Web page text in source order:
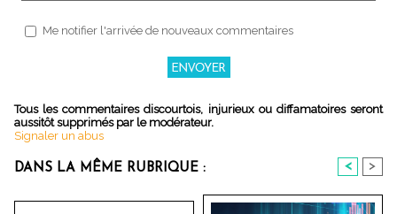
Me notifier l'arrivée de nouveaux commentaires
Tous les commentaires discourtois, injurieux ou diffamatoires seront
aussitôt supprimés par le modérateur.
Signaler un abus
DANS LA MÊME RUBRIQUE : < >